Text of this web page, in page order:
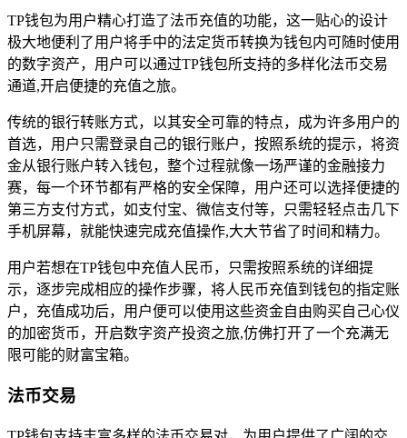
TP钱包为用户精心打造了法币充值的功能，这一贴心的设计
极大地便利了用户将手中的法定货币转换为钱包内可随时使用
的数字资产，用户可以通过TP钱包所支持的多样化法币交易
通道,开启便捷的充值之旅。
传统的银行转账方式，以其安全可靠的特点，成为许多用户的
首选，用户只需登录自己的银行账户，按照系统的提示，将资
金从银行账户转入钱包，整个过程就像一场严谨的金融接力
赛，每一个环节都有严格的安全保障，用户还可以选择便捷的
第三方支付方式，如支付宝、微信支付等，只需轻轻点击几下
手机屏幕，就能快速完成充值操作,大大节省了时间和精力。
用户若想在TP钱包中充值人民币，只需按照系统的详细提
示，逐步完成相应的操作步骤，将人民币充值到钱包的指定账
户，充值成功后，用户便可以使用这些资金自由购买自己心仪
的加密货币，开启数字资产投资之旅,仿佛打开了一个充满无
限可能的财富宝箱。
法币交易